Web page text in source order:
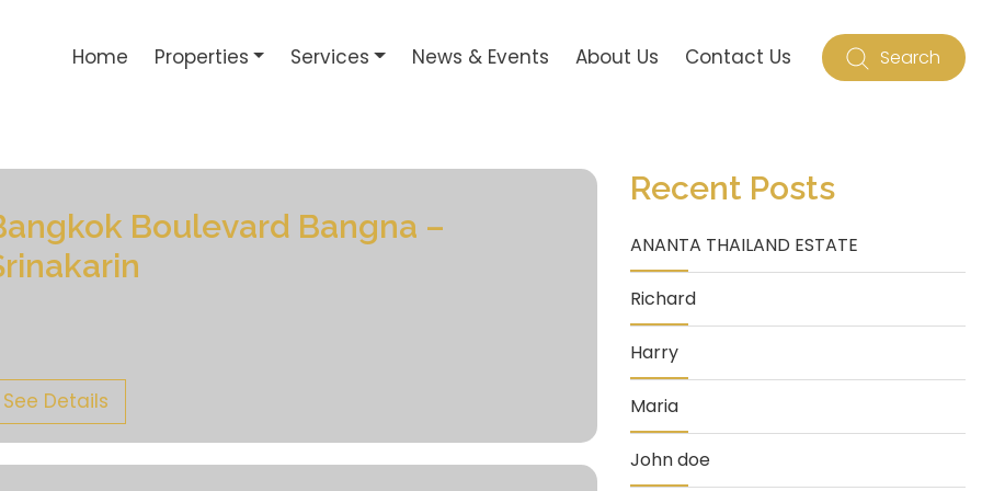
Home Properties Services News & Events About Us Contact Us Search
Boulevard Bangna –
See Details
Recent Posts
ANANTA THAILAND ESTATE
Richard
Harry
Maria
John doe